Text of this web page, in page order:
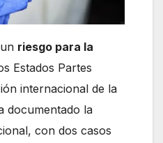
riesgo para la
Estados Partes
internacional de la
documentado la
con dos casos